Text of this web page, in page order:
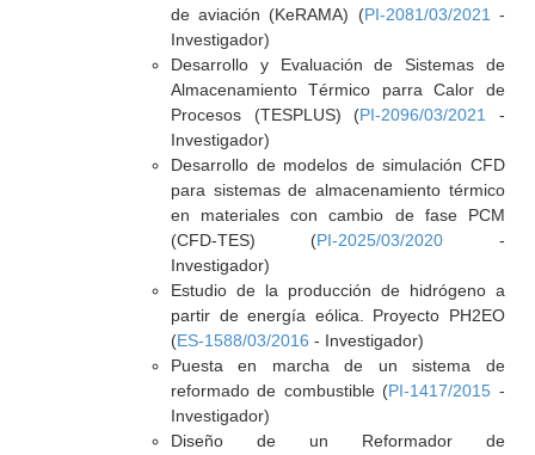
de aviación (KeRAMA) (PI-2081/03/2021
-
Investigador)
Desarrollo y Evaluación de Sistemas de
Almacenamiento Térmico parra Calor de
Procesos (TESPLUS) (PI-2096/03/2021
-
Investigador)
Desarrollo de modelos de simulación CFD
para sistemas de almacenamiento térmico
en materiales con cambio de fase PCM
(CFD-TES) (PI-2025/03/2020 -
Investigador)
Estudio de la producción de hidrógeno a
partir de energía eólica. Proyecto PH2EO
(ES-1588/03/2016 - Investigador)
Puesta en marcha de un sistema de
reformado de combustible (PI-1417/2015 -
Investigador)
Diseño de un Reformador de